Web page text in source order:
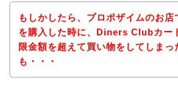
もしかしたら、プロポザイムのお店
を購入した時に、Diners Clubカー
限金額を超えて買い物をしてしまっ
も・・・